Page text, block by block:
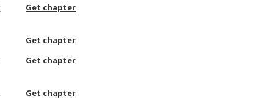
Get chapter
Get chapter
Get chapter
Get chapter